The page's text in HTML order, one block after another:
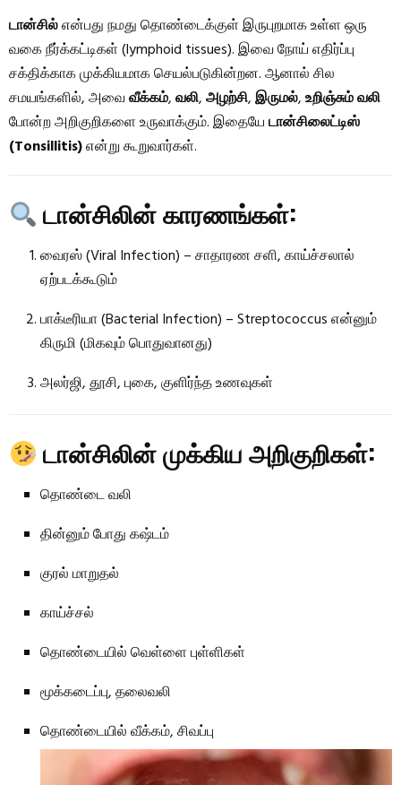
டான்சில்என்பது நமது தொண்டைக்குள் இருபுறமாக உள்ள ஒரு
வகை நீர்க்கட்டிகள் (lymphoid tissues). இவை நோய் எதிர்ப்பு
சக்திக்காக முக்கியமாக செயல்படுகின்றன. ஆனால் சில
சமயங்களில், அவைவீக்கம்,வலி,அழற்சி,இருமல்,உறிஞ்சும் வலி
போன்ற அறிகுறிகளை உருவாக்கும். இதையேடான்சிலைட்டிஸ்
(Tonsillitis)என்று கூறுவார்கள்.
டான்சிலின் காரணங்கள்:
வைரஸ் (Viral Infection) – சாதாரண சளி, காய்ச்சலால்
ஏற்படக்கூடும்
பாக்டீரியா (Bacterial Infection) – Streptococcus என்னும்
கிருமி (மிகவும் பொதுவானது)
அலர்ஜி, தூசி, புகை, குளிர்ந்த உணவுகள்
டான்சிலின் முக்கிய அறிகுறிகள்:
தொண்டை வலி
தின்னும் போது கஷ்டம்
குரல் மாறுதல்
காய்ச்சல்
தொண்டையில் வெள்ளை புள்ளிகள்
மூக்கடைப்பு, தலைவலி
தொண்டையில் வீக்கம், சிவப்பு